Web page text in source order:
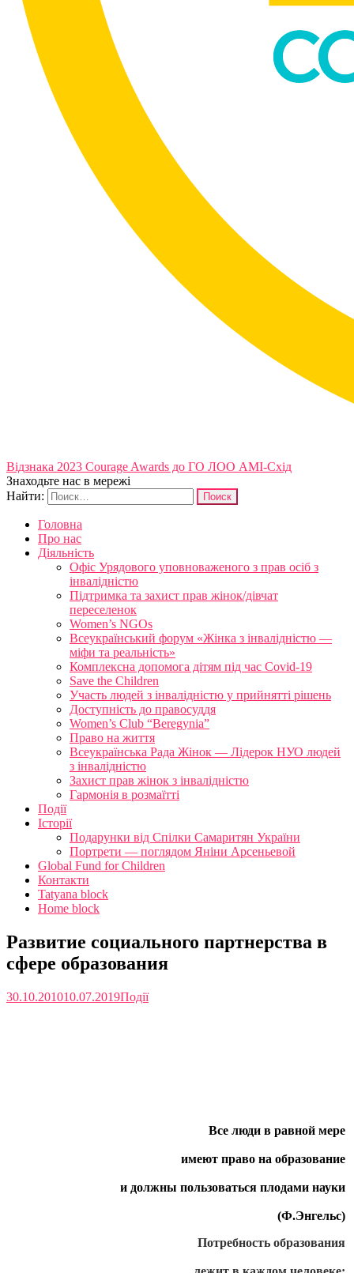
Відзнака 2023 Courage Awards до ГО ЛОО АМІ-Схід
Знаходьте нас в мережі
Найти:
Головна
Про нас
Діяльність
Офіс Урядового уповноваженого з прав осіб з
інвалідністю
Підтримка та захист прав жінок/дівчат
переселенок
Women’s NGOs
Всеукраїнський форум «Жінка з інвалідністю —
міфи та реальність»
Комплексна допомога дітям під час Covid-19
Save the Children
Участь людей з інвалідністю у прийнятті рішень
Доступність до правосуддя
Women’s Club “Beregynia”
Право на життя
Всеукраїнська Рада Жінок — Лідерок НУО людей
з інвалідністю
Захист прав жінок з інвалідністю
Гармонія в розмаїтті
Події
Історії
Подарунки від Спілки Самаритян України
Портрети — поглядом Яніни Арсеньевой
Global Fund for Children
Контакти
Tatyana block
Home block
Развитие социального партнерства в
сфере образования
30.10.201010.07.2019Події
Все люди в равной мере
имеют право на образование
и должны пользоваться плодами науки
(Ф.Энгельс)
Потребность образования